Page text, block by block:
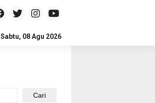
Sabtu, 08 Agu 2026
Cari